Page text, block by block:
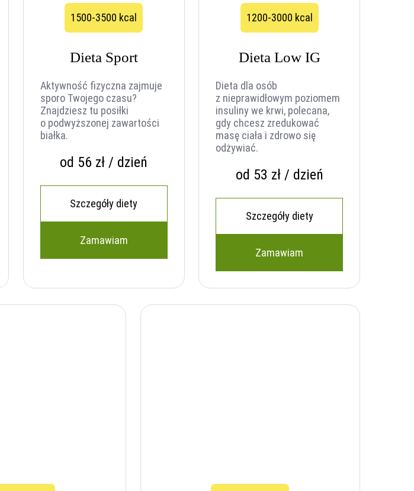
1500-3500 kcal
Dieta Sport
Aktywność fizyczna zajmuje
sporo Twojego czasu?
Znajdziesz tu posiłki
o podwyższonej zawartości
białka.
od 56 zł / dzień
Szczegóły diety
Zamawiam
1200-3000 kcal
Dieta Low IG
Dieta dla osób
z nieprawidłowym poziomem
insuliny we krwi, polecana,
gdy chcesz zredukować
masę ciała i zdrowo się
odżywiać.
od 53 zł / dzień
Szczegóły diety
Zamawiam